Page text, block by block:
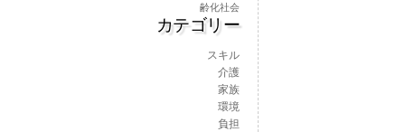
齢化社会
カテゴリー
スキル
介護
家族
環境
負担